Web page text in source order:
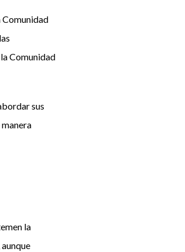
Comunidad
Comunidad
sus
la